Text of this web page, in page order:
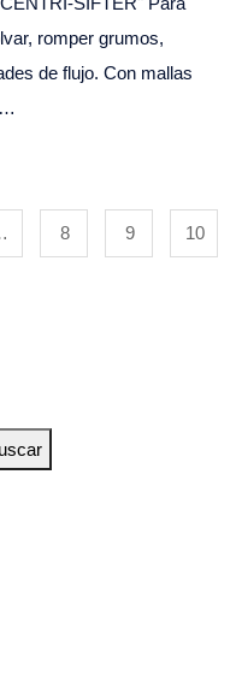
romper grumos,
de flujo. Con mallas
8 9 10